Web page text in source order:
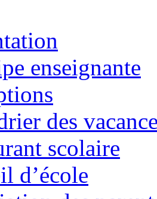
enseignante
des
scolaire
d’école